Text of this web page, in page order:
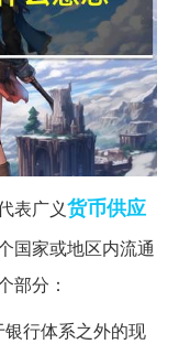
表广义货币供应
国家或地区内流通
部分：
行体系之外的现